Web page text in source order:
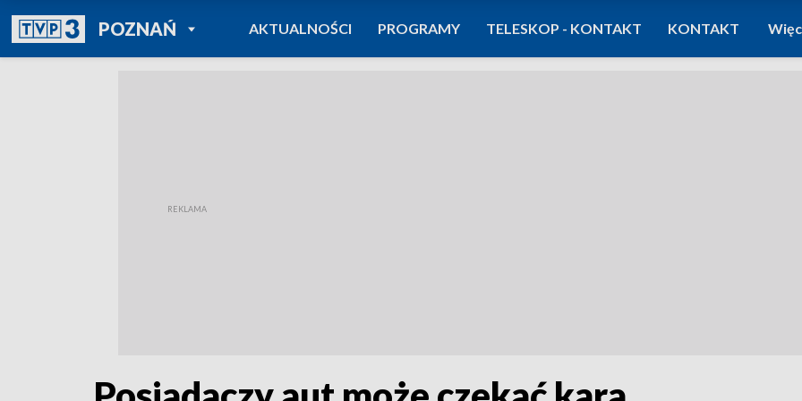
POZNAŃPOWRÓT DO
TVP REGIONY
AKTUALNOŚCI PROGRAMY TELESKOP - KONTAKT KONTAKT